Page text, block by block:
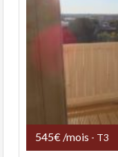
545€ /mois - T3